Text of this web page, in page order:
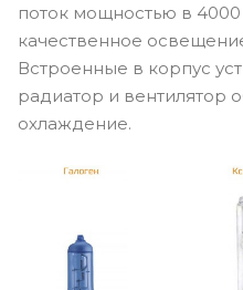
поток мощностью в
качественное
Встроенные в корпус
радиатор и вентилятор
охлаждение.